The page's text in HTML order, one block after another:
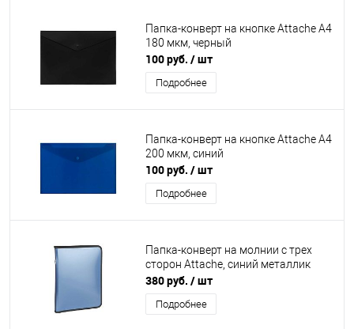
Папка-конверт на кнопке Attache А4
180 мкм, черный
100 руб. / шт
Подробнее
Папка-конверт на кнопке Attache А4
200 мкм, синий
100 руб. / шт
Подробнее
Папка-конверт на молнии с трех
сторон Attache, синий металлик
380 руб. / шт
Подробнее